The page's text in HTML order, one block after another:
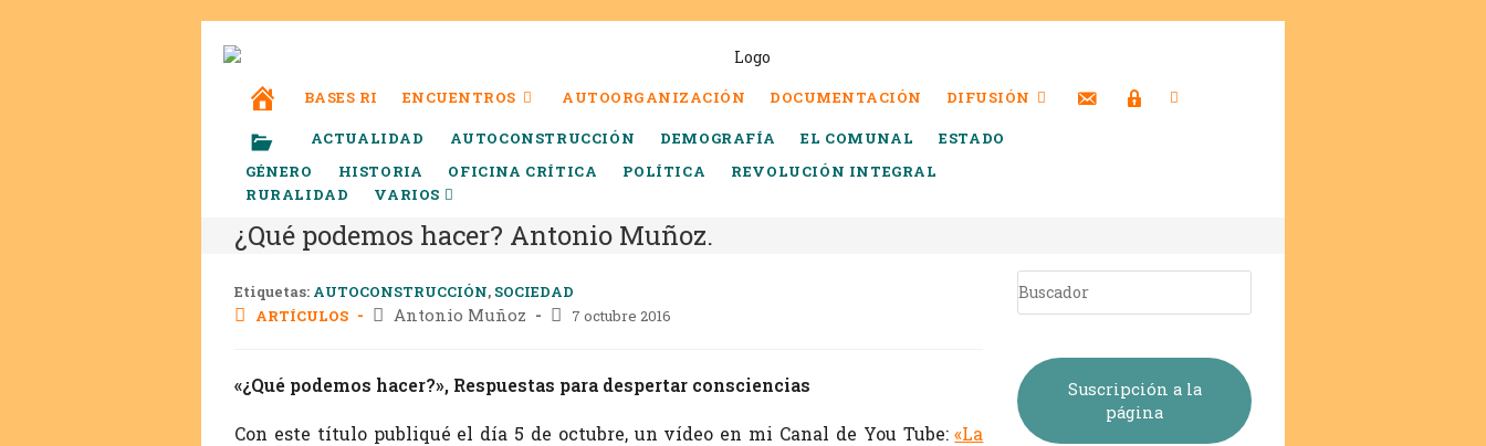
BASES RI ENCUENTROS AUTOORGANIZACIÓN DOCUMENTACIÓN DIFUSIÓN
ACTUALIDAD AUTOCONSTRUCCIÓN DEMOGRAFÍA EL COMUNAL
ESTADO
GÉNERO
HISTORIA OFICINA CRÍTICA POLÍTICA
REVOLUCIÓN INTEGRAL
RURALIDAD
VARIOS
¿Qué podemos hacer? Antonio Muñoz.
Etiquetas: AUTOCONSTRUCCIÓN, SOCIEDAD
ARTÍCULOS
Antonio Muñoz 7 octubre 2016
«¿Qué podemos hacer?», Respuestas para despertar consciencias
Con este título publiqué el día 5 de octubre, un vídeo en mi Canal de You Tube:«La
Suscripción a la
página